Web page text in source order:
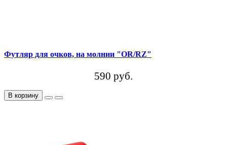
Футляр для очков, на молнии "OR/RZ"
590 руб.
В корзину